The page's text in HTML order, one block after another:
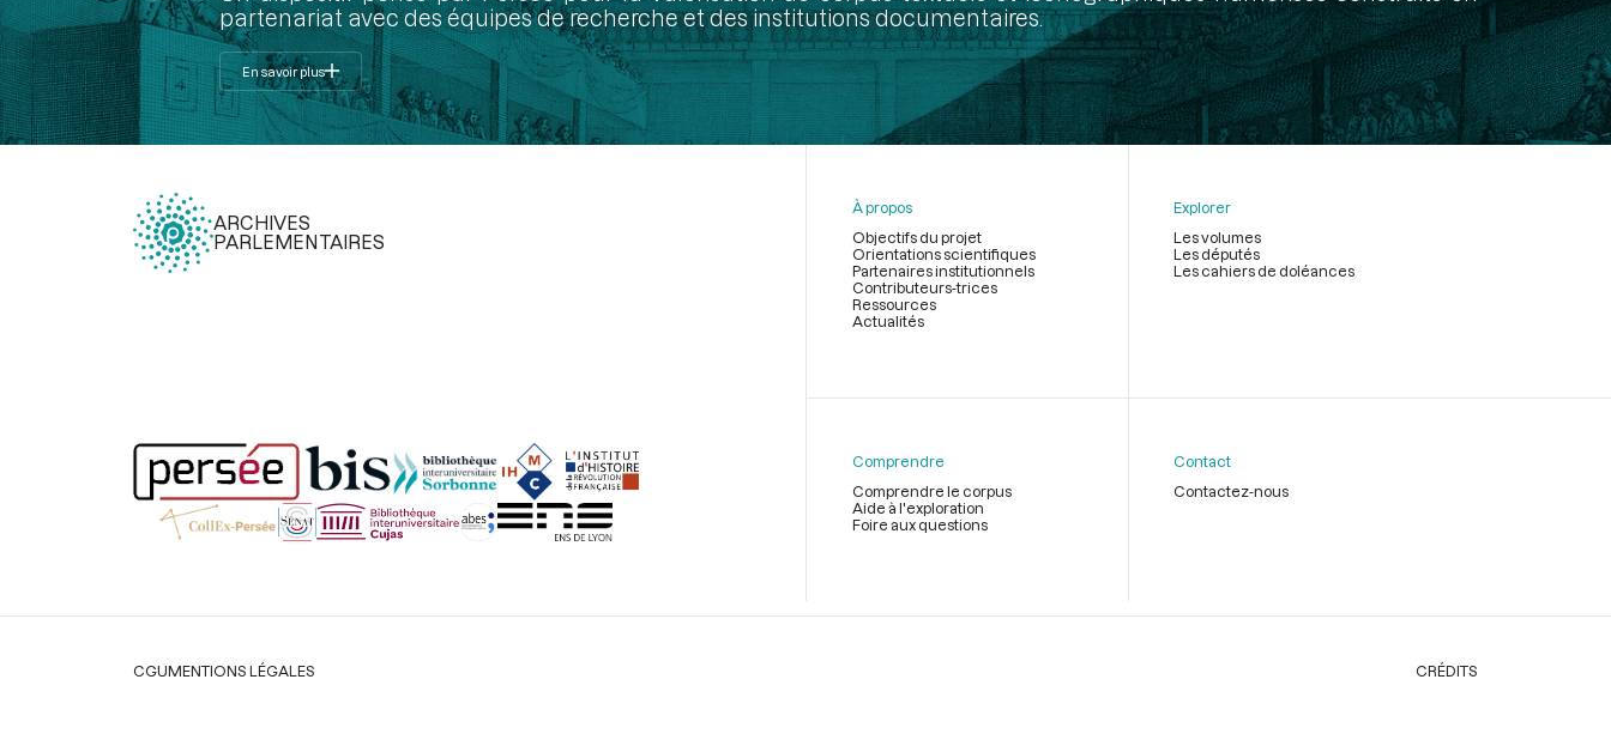
partenariat avec des équipes de recherche et des institutions documentaires.
En savoir plus
ARCHIVES
PARLEMENTAIRES
page
À propos
Objectifs du projet
Orientations scientifiques
Partenaires institutionnels
Contributeurs-trices
Ressources
Actualités
Explorer
Les volumes
Les députés
Les cahiers de doléances
Comprendre
Comprendre le corpus
Aide à l'exploration
Foire aux questions
Contact
Contactez-nous
Légal
CGUMENTIONS LÉGALES CRÉDITS